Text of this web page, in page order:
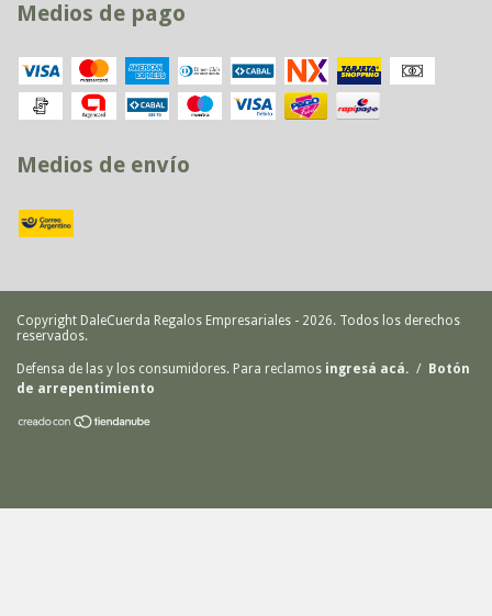
Medios de pago
Medios de envío
Copyright DaleCuerda Regalos Empresariales - 2026. Todos los derechos
reservados.
Defensa de las y los consumidores. Para reclamos ingresá acá. /
Botón
de arrepentimiento